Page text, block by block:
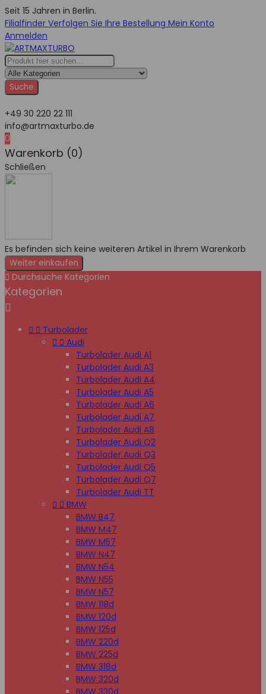
Seit 15 Jahren in Berlin.
Filialfinder Verfolgen Sie Ihre Bestellung Mein Konto
Anmelden
Suche
+49 30 220 22 111
info@artmaxturbo.de
0
Warenkorb (0)
Schließen
Es befinden sich keine weiteren Artikel in Ihrem Warenkorb
Weiter einkaufen
 Durchsuche Kategorien
Kategorien

  Turbolader
  Audi
Turbolader Audi A1
Turbolader Audi A3
Turbolader Audi A4
Turbolader Audi A5
Turbolader Audi A6
Turbolader Audi A7
Turbolader Audi A8
Turbolader Audi Q2
Turbolader Audi Q3
Turbolader Audi Q5
Turbolader Audi Q7
Turbolader Audi TT
  BMW
BMW B47
BMW M47
BMW M57
BMW N47
BMW N54
BMW N55
BMW N57
BMW 118d
BMW 120d
BMW 125d
BMW 220d
BMW 225d
BMW 318d
BMW 320d
BMW 330d